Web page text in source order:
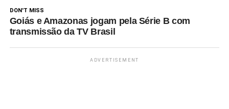
DON'T MISS
Goiás e Amazonas jogam pela Série B com
transmissão da TV Brasil
ADVERTISEMENT